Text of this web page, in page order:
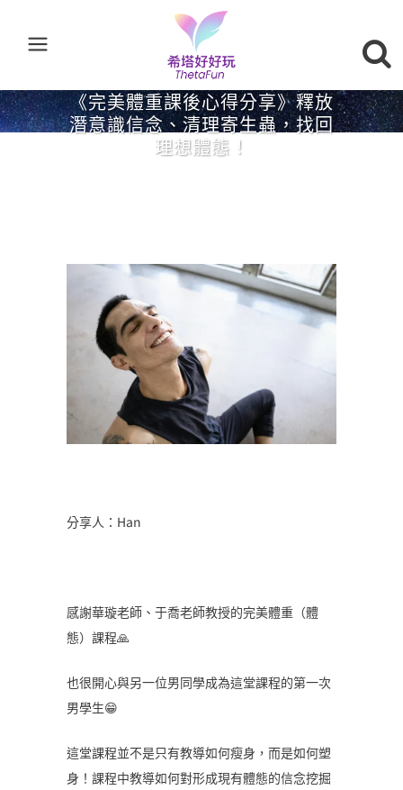
《完美體重課後心得分享》釋放
潛意識信念、清理寄生蟲，找回
理想體態！
分享人：Han
感謝華璇老師、于喬老師教授的完美體重（體
態）課程🙏
也很開心與另一位男同學成為這堂課程的第一次
男學生😁
這堂課程並不是只有教導如何瘦身，而是如何塑
身！課程中教導如何對形成現有體態的信念挖掘